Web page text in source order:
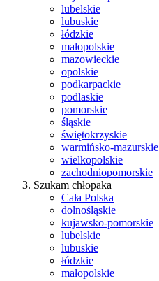
lubelskie
lubuskie
łódzkie
małopolskie
mazowieckie
opolskie
podkarpackie
podlaskie
pomorskie
śląskie
świętokrzyskie
warmińsko-mazurskie
wielkopolskie
zachodniopomorskie
Szukam chłopaka
Cała Polska
dolnośląskie
kujawsko-pomorskie
lubelskie
lubuskie
łódzkie
małopolskie